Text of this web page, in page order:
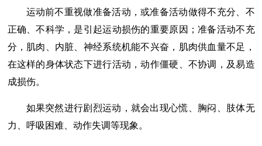
运动前不重视做准备活动，或准备活动做得不充分、不
正确、不科学，是引起运动损伤的重要原因；准备活动不充
分，肌肉、内脏、神经系统机能不兴奋，肌肉供血量不足，
在这样的身体状态下进行活动，动作僵硬、不协调，及易造
成损伤。
如果突然进行剧烈运动，就会出现心慌、胸闷、肢体无
力、呼吸困难、动作失调等现象。